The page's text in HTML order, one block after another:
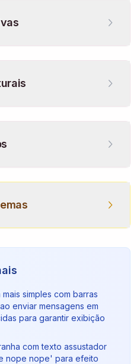
simples com barras
enviar mensagens em
para garantir exibição
com texto assustador
nope nope' para efeito